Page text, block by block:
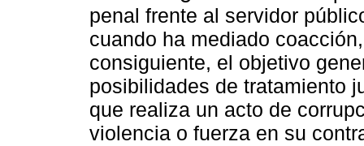
penal frente al servidor
cuando ha mediado
consiguiente, el objetivo
posibilidades de tratamiento
que realiza un acto de
violencia o fuerza en su